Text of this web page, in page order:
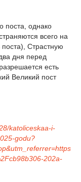
поста, однако
всего на
Страстную
дня перед
есть
Великий пост
katoliceskaa-i-
godu?
202a-